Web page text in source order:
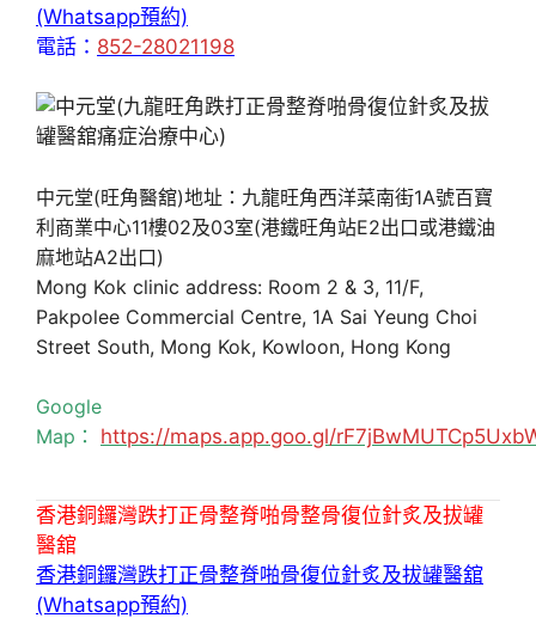
(Whatsapp預約)
電話： 852-28021198
中元堂(旺角醫舘)地址：九龍旺角西洋菜南街1A號百寶
利商業中心11樓02及03室(港鐵旺角站E2出口或港鐵油
麻地站A2出口)
Mong Kok clinic address: Room 2 & 3, 11/F,
Pakpolee Commercial Centre, 1A Sai Yeung Choi
Street South, Mong Kok, Kowloon, Hong Kong
Google
Map： https://maps.app.goo.gl/
香港銅鑼灣跌打正骨整脊啪骨整骨復位針炙及拔罐
醫舘
香港銅鑼灣跌打正骨整脊啪骨復位針炙及拔罐醫舘
(Whatsapp預約)